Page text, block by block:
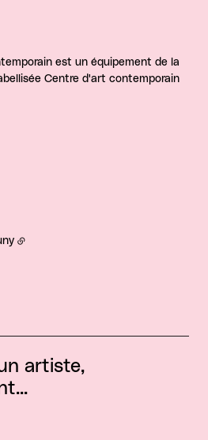
est un équipement de la
Centre d'art contemporain
artiste,